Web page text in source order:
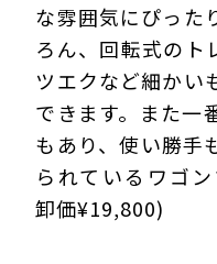
な雰囲気にぴった
ろん、回転式のト
ツエクなど細かい
できます。また一
もあり、使い勝手
られているワゴン
卸価¥19,800)